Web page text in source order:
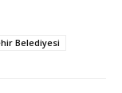
Belediyesi